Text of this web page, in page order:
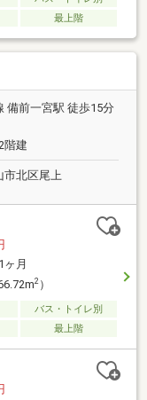
最上階
備前一宮駅 徒歩15分
階建
市北区尾上
1ヶ月
2）
バス・トイレ別
最上階